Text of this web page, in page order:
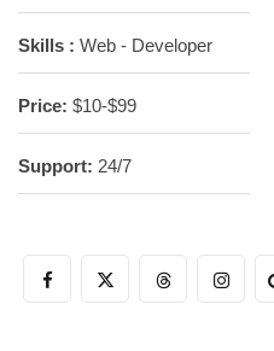
Skills : Web - Developer
Price: $10-$99
Support: 24/7